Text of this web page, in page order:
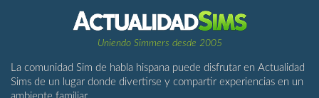
Uniendo Simmers desde 2005
La comunidad Sim de habla hispana puede disfrutar en Actualidad
Sims de un lugar donde divertirse y compartir experiencias en un